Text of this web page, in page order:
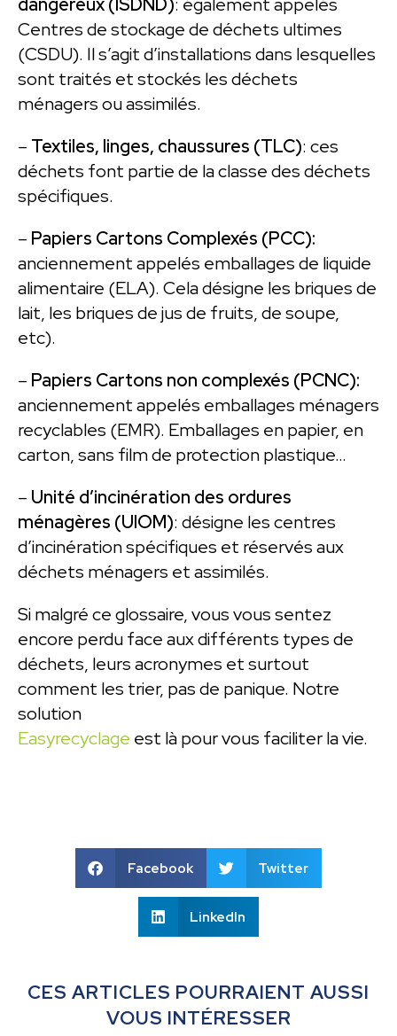
dangereux (ISDND): également appelés
Centres de stockage de déchets ultimes
(CSDU). Il s’agit d’installations dans lesquelles
sont traités et stockés les déchets
ménagers ou assimilés.
– Textiles, linges, chaussures (TLC): ces
déchets font partie de la classe des déchets
spécifiques.
– Papiers Cartons Complexés (PCC):
anciennement appelés emballages de liquide
alimentaire (ELA). Cela désigne les briques de
lait, les briques de jus de fruits, de soupe,
etc).
– Papiers Cartons non complexés (PCNC):
anciennement appelés emballages ménagers
recyclables (EMR). Emballages en papier, en
carton, sans film de protection plastique…
– Unité d’incinération des ordures
ménagères (UIOM): désigne les centres
d’incinération spécifiques et réservés aux
déchets ménagers et assimilés.
Si malgré ce glossaire, vous vous sentez
encore perdu face aux différents types de
déchets, leurs acronymes et surtout
comment les trier, pas de panique. Notre
solution
Easyrecyclage est là pour vous faciliter la vie.
Facebook Twitter
LinkedIn
CES ARTICLES POURRAIENT AUSSI
VOUS INTÉRESSER